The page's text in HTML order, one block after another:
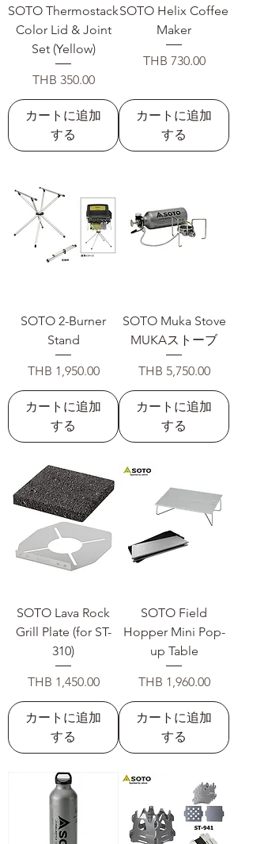
SOTO Thermostack
Color Lid & Joint
Set (Yellow)
価格
THB 350.00
カートに追加
する
SOTO Helix Coffee
Maker
価格
THB 730.00
カートに追加
する
SOTO 2-Burner
Stand
価格
THB 1,950.00
カートに追加
する
SOTO Muka Stove
MUKAストーブ
価格
THB 5,750.00
カートに追加
する
SOTO Lava Rock
Grill Plate (for ST-
310)
価格
THB 1,450.00
カートに追加
する
SOTO Field
Hopper Mini Pop-
up Table
価格
THB 1,960.00
カートに追加
する